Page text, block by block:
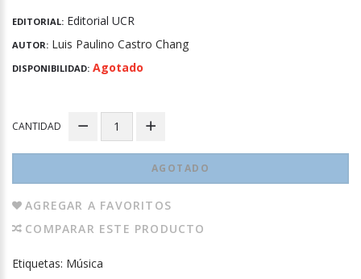
EDITORIAL: Editorial UCR
AUTOR: Luis Paulino Castro Chang
DISPONIBILIDAD: Agotado
CANTIDAD
AGOTADO
AGREGAR A FAVORITOS
COMPARAR ESTE PRODUCTO
Etiquetas: Música